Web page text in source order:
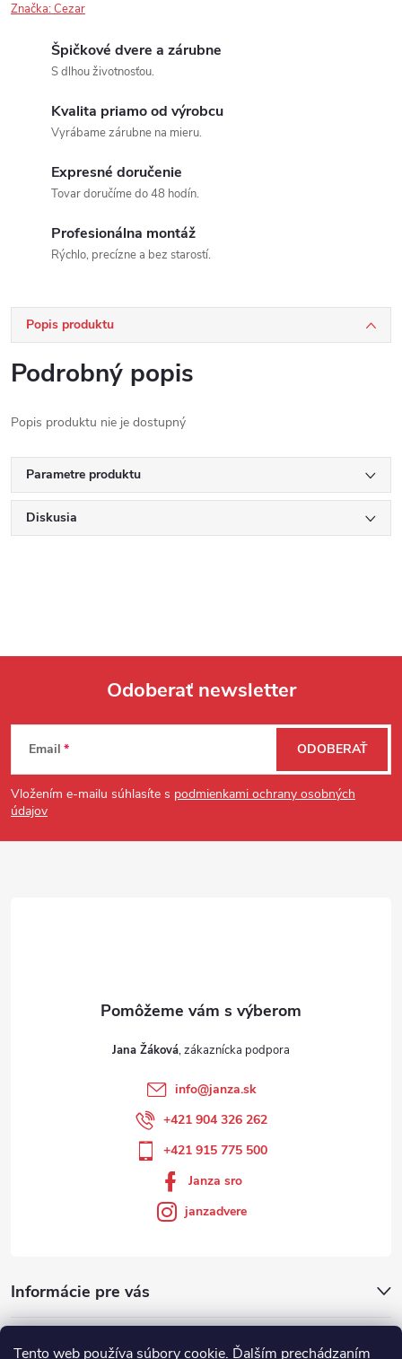
Tento web používa súbory cookie. Ďalším prechádzaním
Značka:Cezar
Špičkové dvere a zárubne
S dlhou životnosťou.
Kvalita priamo od výrobcu
Vyrábame zárubne na mieru.
Expresné doručenie
Tovar doručíme do 48 hodín.
Profesionálna montáž
Rýchlo, precízne a bez starostí.
Popis produktu
Podrobný popis
Popis produktu nie je dostupný
Parametre produktu
Diskusia
Zápätie
Odoberať newsletter
Email
Vložením e-mailu súhlasíte s podmienkami ochrany osobných
údajov
ODOBERAŤ
Informácie pre vás
Jana Žáková
info@janza.sk
+421 904 326 262
+421 915 775 500
Janza sro
janzadvere